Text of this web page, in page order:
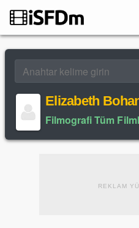
Elizabeth
Filmografi Tüm
REKLAM